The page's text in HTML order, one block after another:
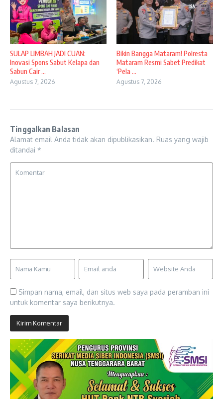
SULAP LIMBAH JADI CUAN:
Inovasi Spons Sabut Kelapa dan
Sabun Cair ...
Agustus 7, 2026
Bikin Bangga Mataram! Polresta
Mataram Resmi Sabet Predikat
‘Pela ...
Agustus 7, 2026
Tinggalkan Balasan
Alamat email Anda tidak akan dipublikasikan. Ruas yang wajib
ditandai *
Simpan nama, email, dan situs web saya pada peramban ini
untuk komentar saya berikutnya.